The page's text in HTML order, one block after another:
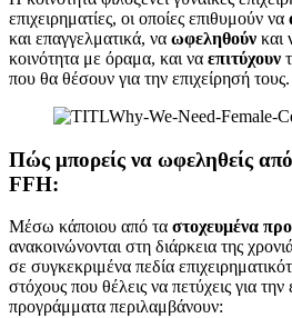
επιχειρηματίες, οι οποίες επιθυμούν να
και επαγγελματικά, να ωφεληθούν και
κοινότητα με όραμα, και να επιτύχουν
που θα θέσουν για την επιχείρησή τους.
Πώς μπορείς να ωφεληθείς από
FFH:
Μέσω κάποιου από τα στοχευμένα
ανακοινώνονται στη διάρκεια της
σε συγκεκριμένα πεδία
στόχους που θέλεις να πετύχεις για
προγράμματα περιλαμβάνουν: